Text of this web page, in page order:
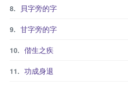
貝字旁的字
甘字旁的字
偕生之疾
功成身退